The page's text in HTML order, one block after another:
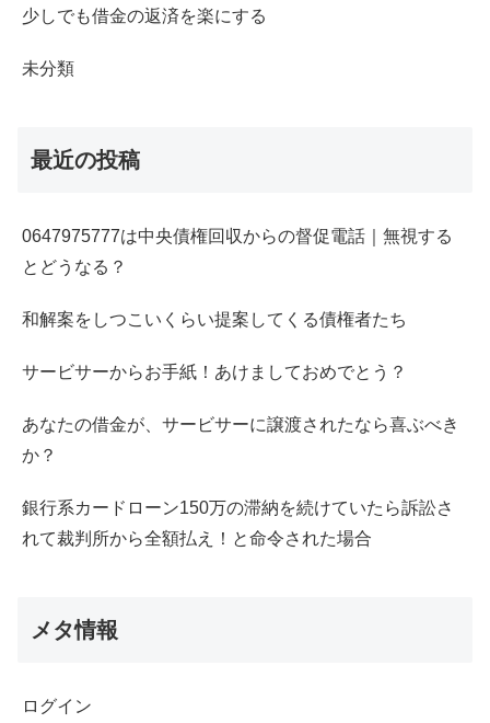
少しでも借金の返済を楽にする
未分類
最近の投稿
0647975777は中央債権回収からの督促電話｜無視する
とどうなる？
和解案をしつこいくらい提案してくる債権者たち
サービサーからお手紙！あけましておめでとう？
あなたの借金が、サービサーに譲渡されたなら喜ぶべき
か？
銀行系カードローン150万の滞納を続けていたら訴訟さ
れて裁判所から全額払え！と命令された場合
メタ情報
ログイン